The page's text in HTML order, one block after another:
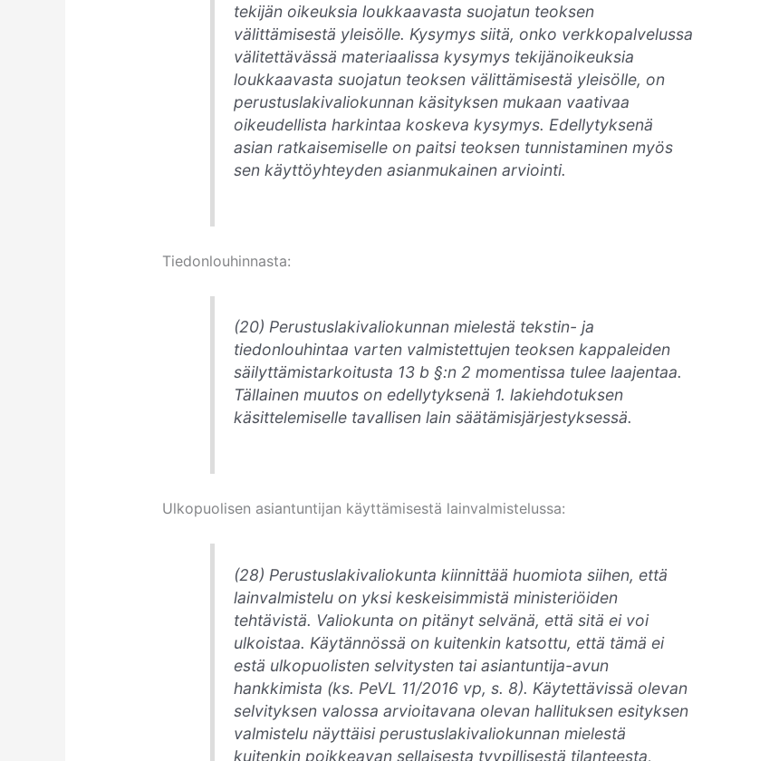
tekijän oikeuksia loukkaavasta suojatun teoksen
välittämisestä yleisölle. Kysymys siitä, onko verkkopalvelussa
välitettävässä materiaalissa kysymys tekijänoikeuksia
loukkaavasta suojatun teoksen välittämisestä yleisölle, on
perustuslakivaliokunnan käsityksen mukaan vaativaa
oikeudellista harkintaa koskeva kysymys. Edellytyksenä
asian ratkaisemiselle on paitsi teoksen tunnistaminen myös
sen käyttöyhteyden asianmukainen arviointi.
Tiedonlouhinnasta:
(20) Perustuslakivaliokunnan mielestä tekstin- ja
tiedonlouhintaa varten valmistettujen teoksen kappaleiden
säilyttämistarkoitusta 13 b §:n 2 momentissa tulee laajentaa.
Tällainen muutos on edellytyksenä 1. lakiehdotuksen
käsittelemiselle tavallisen lain säätämisjärjestyksessä.
Ulkopuolisen asiantuntijan käyttämisestä lainvalmistelussa:
(28) Perustuslakivaliokunta kiinnittää huomiota siihen, että
lainvalmistelu on yksi keskeisimmistä ministeriöiden
tehtävistä. Valiokunta on pitänyt selvänä, että sitä ei voi
ulkoistaa. Käytännössä on kuitenkin katsottu, että tämä ei
estä ulkopuolisten selvitysten tai asiantuntija-avun
hankkimista (ks. PeVL 11/2016 vp, s. 8). Käytettävissä olevan
selvityksen valossa arvioitavana olevan hallituksen esityksen
valmistelu näyttäisi perustuslakivaliokunnan mielestä
kuitenkin poikkeavan sellaisesta tyypillisestä tilanteesta,